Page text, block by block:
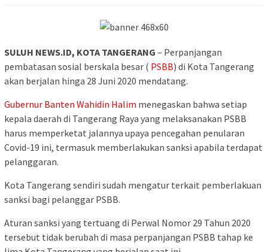
SULUH NEWS.ID, KOTA TANGERANG – Perpanjangan
pembatasan sosial berskala besar ( PSBB) di Kota Tangerang
akan berjalan hinga 28 Juni 2020 mendatang.
Gubernur Banten Wahidin Halim menegaskan bahwa setiap
kepala daerah di Tangerang Raya yang melaksanakan PSBB
harus memperketat jalannya upaya pencegahan penularan
Covid-19 ini, termasuk memberlakukan sanksi apabila terdapat
pelanggaran.
Kota Tangerang sendiri sudah mengatur terkait pemberlakuan
sanksi bagi pelanggar PSBB.
Aturan sanksi yang tertuang di Perwal Nomor 29 Tahun 2020
tersebut tidak berubah di masa perpanjangan PSBB tahap ke